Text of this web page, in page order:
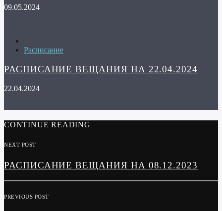
09.05.2024
Расписание
РАСПИСАНИЕ ВЕЩАНИЯ НА 22.04.2024
22.04.2024
CONTINUE READING
NEXT POST
РАСПИСАНИЕ ВЕЩАНИЯ НА 08.12.2023
PREVIOUS POST